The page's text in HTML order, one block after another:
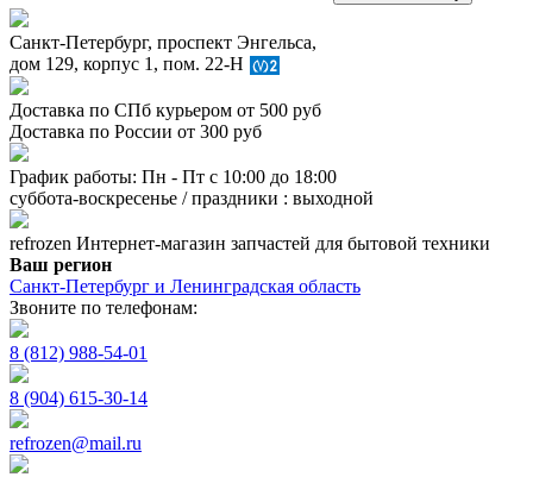
Санкт-Петербург, проспект Энгельса,
дом 129, корпус 1, пом. 22-Н
Доставка по СПб курьером от 500 руб
Доставка по России от 300 руб
График работы: Пн - Пт с 10:00 до 18:00
суббота-воскресенье / праздники : выходной
refrozen Интернет-магазин запчастей для бытовой техники
Ваш регион
Санкт-Петербург и Ленинградская область
Звоните по телефонам:
8 (812) 988-54-01
8 (904) 615-30-14
refrozen@mail.ru